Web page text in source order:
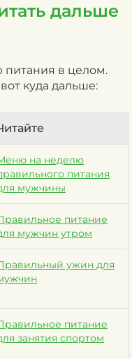
дальше
питания в целом.
куда дальше:
на неделю
питания
мужчины
питание
мужчин утром
ужин для
питание
занятия спортом